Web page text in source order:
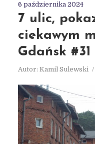
6 października 2024
7 ulic,
ciekawym
Gdańsk #31
Autor: Kamil Sulewski